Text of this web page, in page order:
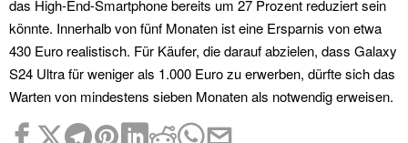
das High-End-Smartphone bereits um 27 Prozent reduziert sein
könnte. Innerhalb von fünf Monaten ist eine Ersparnis von etwa
430 Euro realistisch. Für Käufer, die darauf abzielen, dass Galaxy
S24 Ultra für weniger als 1.000 Euro zu erwerben, dürfte sich das
Warten von mindestens sieben Monaten als notwendig erweisen.